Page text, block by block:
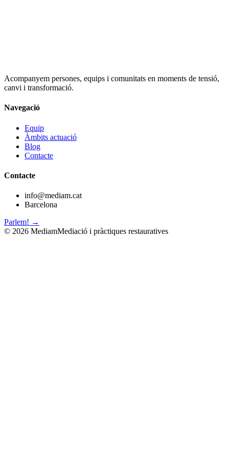
Acompanyem persones, equips i comunitats en moments de tensió,
canvi i transformació.
Navegació
Equip
Àmbits actuació
Blog
Contacte
Contacte
info@mediam.cat
Barcelona
Parlem! →
© 2026 MediamMediació i pràctiques restauratives